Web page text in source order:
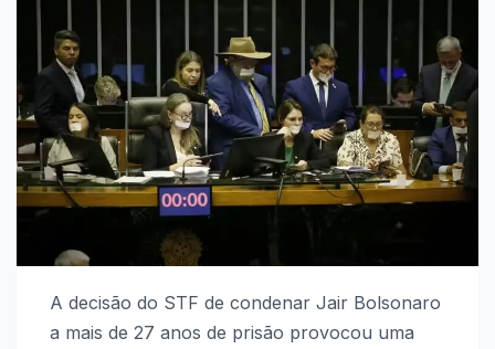
A decisão do STF de condenar Jair Bolsonaro
a mais de 27 anos de prisão provocou uma